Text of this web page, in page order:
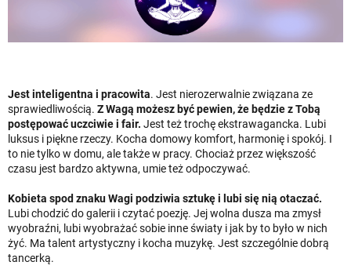
Jest inteligentna i pracowita. Jest nierozerwalnie związana ze
sprawiedliwością. Z Wagą możesz być pewien, że będzie z Tobą
postępować uczciwie i fair. Jest też trochę ekstrawagancka. Lubi
luksus i piękne rzeczy. Kocha domowy komfort, harmonię i spokój. I
to nie tylko w domu, ale także w pracy. Chociaż przez większość
czasu jest bardzo aktywna, umie też odpoczywać.
Kobieta spod znaku Wagi podziwia sztukę i lubi się nią otaczać.
Lubi chodzić do galerii i czytać poezję. Jej wolna dusza ma zmysł
wyobraźni, lubi wyobrażać sobie inne światy i jak by to było w nich
żyć. Ma talent artystyczny i kocha muzykę. Jest szczególnie dobrą
tancerką.